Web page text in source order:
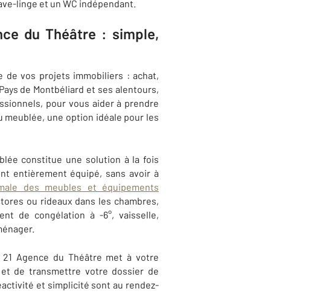
linge et un WC indépendant.
du Théâtre : simple,
de vos projets immobiliers : achat,
de Montbéliard et ses alentours,
pour vous aider à prendre
une option idéale pour les
constitue une solution à la fois
entièrement équipé, sans avoir à
des meubles et équipements
ou rideaux dans les chambres,
de congélation à -6°, vaisselle,
Agence du Théâtre met à votre
de transmettre votre dossier de
et simplicité sont au rendez-